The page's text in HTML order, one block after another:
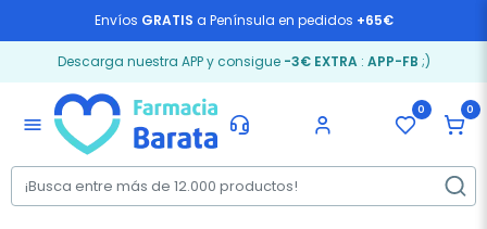
Envíos GRATIS a Península en pedidos +65€
Descarga nuestra APP y consigue -3€ EXTRA: APP-FB ;)
menu
0 0